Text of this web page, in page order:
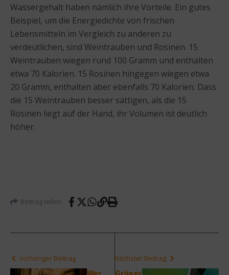
Wassergehalt haben nämlich ihre Vorteile. Ein gutes
Beispiel, um die Energiedichte von frischen
Lebensmitteln im Vergleich zu anderen zu
verdeutlichen, sind Weintrauben und Rosinen. 15
Weintrauben wiegen rund 100 Gramm und enthalten
etwa 70 Kalorien. 15 Rosinen hingegen wiegen etwa
20 Gramm, enthalten aber ebenfalls 70 Kalorien. Dass
die 15 Weintrauben besser sättigen, als die 15
Rosinen liegt auf der Hand, ihr Volumen ist deutlich
höher.
Beitrag teilen
vorheriger Beitrag Nächster Beitrag